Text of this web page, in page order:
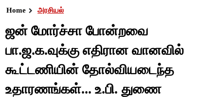
Home அரசியல்
ஜன் மோர்ச்சா போன்றவை
பா.ஜ.க.வுக்கு எதிரான வானவில்
கூட்டணியின் தோல்வியடைந்த
உதாரணங்கள்... உ.பி. துணை